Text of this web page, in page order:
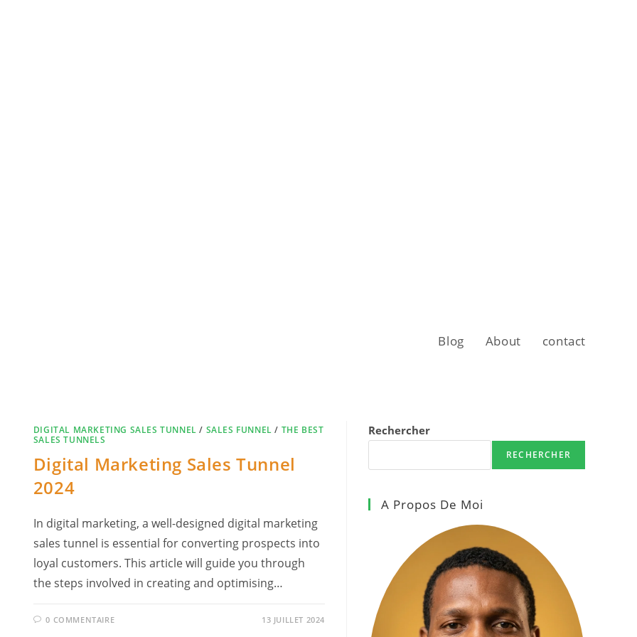
Blog About contact
DIGITAL MARKETING SALES TUNNEL / SALES FUNNEL / THE BEST
SALES TUNNELS
Digital Marketing Sales Tunnel
2024
In digital marketing, a well-designed digital marketing
sales tunnel is essential for converting prospects into
loyal customers. This article will guide you through
the steps involved in creating and optimising…
0 COMMENTAIRE 13 JUILLET 2024
Rechercher
RECHERCHER
A Propos De Moi